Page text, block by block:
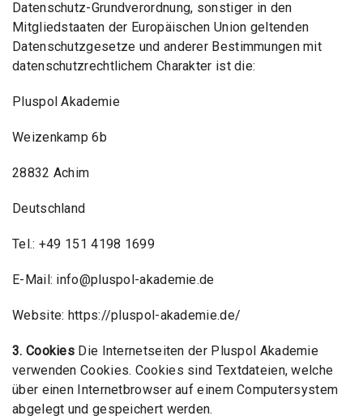
Datenschutz-Grundverordnung, sonstiger in den
Mitgliedstaaten der Europäischen Union geltenden
Datenschutzgesetze und anderer Bestimmungen mit
datenschutzrechtlichem Charakter ist die:
Pluspol Akademie
Weizenkamp 6b
28832 Achim
Deutschland
Tel.: +49 151 4198 1699
E-Mail: info@pluspol-akademie.de
Website: https://pluspol-akademie.de/
3. Cookies Die Internetseiten der Pluspol Akademie
verwenden Cookies. Cookies sind Textdateien, welche
über einen Internetbrowser auf einem Computersystem
abgelegt und gespeichert werden.